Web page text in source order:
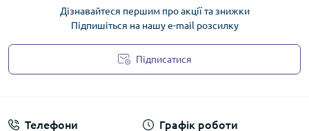
Дізнавайтеся першим про акції та знижки
Підпишіться на нашу e-mail розсилку
Підписатися
Телефони Графік роботи